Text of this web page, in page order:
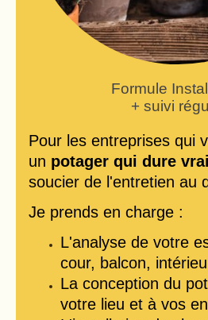
Formule
+ suivi
Pour les entreprises qui
un potager qui dure
soucier de l'entretien au
Je prends en charge :
L'analyse de votre
cour, balcon,
La conception du
votre lieu et à vos